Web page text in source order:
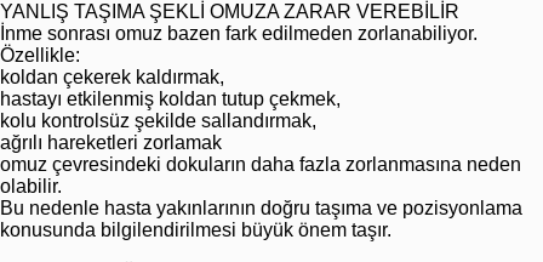
YANLIŞ TAŞIMA ŞEKLİ OMUZA ZARAR VEREBİLİR
İnme sonrası omuz bazen fark edilmeden zorlanabiliyor.
Özellikle:
koldan çekerek kaldırmak,
hastayı etkilenmiş koldan tutup çekmek,
kolu kontrolsüz şekilde sallandırmak,
ağrılı hareketleri zorlamak
omuz çevresindeki dokuların daha fazla zorlanmasına neden
olabilir.
Bu nedenle hasta yakınlarının doğru taşıma ve pozisyonlama
konusunda bilgilendirilmesi büyük önem taşır.